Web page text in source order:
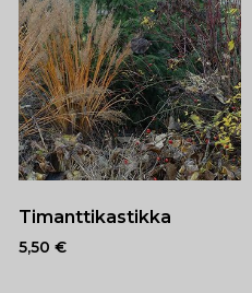
Timanttikastikka
5,50 €